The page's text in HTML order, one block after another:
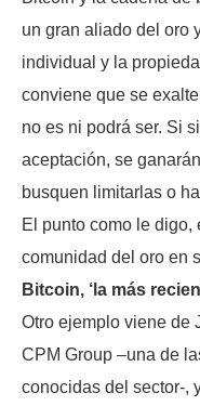
un gran aliado del oro
individual y la
conviene que se
no es ni podrá ser. Si
aceptación, se
busquen limitarlas o
El punto como le
comunidad del oro en
Bitcoin, ‘la más
Otro ejemplo viene de
CPM Group –una de
conocidas del sector-,